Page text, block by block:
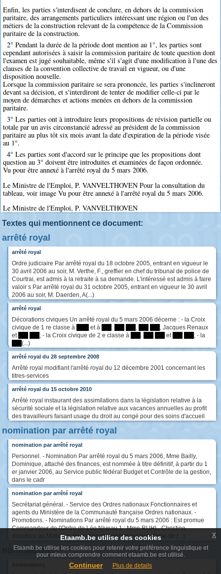
Enfin, les parties s'interdisent de conclure, en dehors de la commission
paritaire, des arrangements particuliers intéressant une région ou l'un des
métiers de la construction relevant de la compétence de la Commission
paritaire de la construction.
2° Pendant la durée de la période dont mention au 1°, les parties sont
cependant autorisées à saisir la commission paritaire de toute question dont
l'examen est jugé souhaitable, même s'il s'agit d'une modification à l'une des
clauses de la convention collective de travail en vigueur, ou d'une
disposition nouvelle.
Lorsque la commission paritaire se sera prononcée, les parties s'inclineront
devant sa décision, et s'interdiront de tenter de modifier celle-ci par le
moyen de démarches et actions menées en dehors de la commission
paritaire.
3° Les parties ont à introduire leurs propositions de révision partielle ou
totale par un avis circonstancié adressé au président de la commission
paritaire au plus tôt six mois avant la date d'expiration de la période visée
au 1°.
4° Les parties sont d'accord sur le principe que les propositions dont
question au 3° doivent être introduites et examinées de façon ordonnée.
Vu pour être annexé à l'arrêté royal du 5 mars 2006.
Le Ministre de l'Emploi, P. VANVELTHOVEN Pour la consultation du
tableau, voir image Vu pour être annexé à l'arrêté royal du 5 mars 2006.
Le Ministre de l'Emploi, P. VANVELTHOVEN
Textes qui mentionnent ce document:
arrêté royal
arrêté royal
Ordre judiciaire Par arrêté royal du 18 octobre 2005, entrant en vigueur le
30 avril 2006 au soir, M. Verthe, F., greffier en chef du tribunal de police de
Courtrai, est admis à la retraite à sa demande. L'intéressé est admis à faire
valoir s Par arrêté royal du 31 octobre 2005, entrant en vigueur le 30 avril
2006 au soir, M. Daerden, A(...)
arrêté royal
Décorations civiques Un arrêté royal du 5 mars 2006 décerne : - la Croix
civique de 1 re classe à
et à . ,
, Jacques Renaux
et
; - la Croix civique de 2 e classe à . et
; - la
(...)
arrêté royal du 28 septembre 2008
Arrêté royal modifiant l'arrêté royal du 12 décembre 2001 concernant les
titres-services
arrêté royal du 15 octobre 2010
Arrêté royal instaurant des assimilations dans la législation relative à la
sécurité sociale et la législation relative aux vacances annuelles au profit
des travailleurs faisant usage du droit au congé pour des soins d'accueil
nomination par arrêté royal
nomination par arrêté royal
Personnel. - Nomination Par arrêté royal du 5 mars 2006, Mme Bailly,
Dominique, attaché des finances, est nommée à titre définitif, à partir du 1
er janvier 2006, au Service public fédéral Budget et Contrôle de la gestion,
dans le cadr
nomination par arrêté royal
Secrétariat général. - Service des Ordres nationaux Fonctionnaires et
agents du Ministère de la Communauté française Ordres nationaux. -
Promotions. - Nominations Par arrêté royal du 5 mars 2006 : Est promue
Commandeur de l'Ordre de Léo Niveau 1 : Mme RUHL, Christine,
directrice au Ministère de la Communauté française. Prise de (...)
nominations
Etaamb.be utilise des cookies
Etaamb.be utilise les cookies pour retenir votre préférence linguistique et
pour mieux comprendre comment etaamb.be est utilisé.
Continuer Plus de details
x